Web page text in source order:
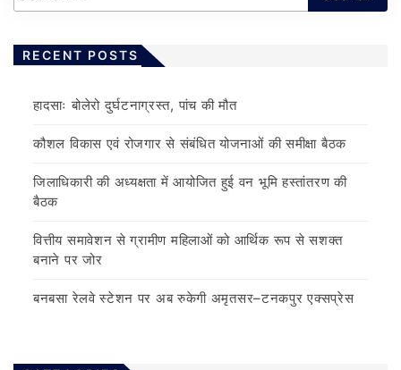
RECENT POSTS
हादसाः बोलेरो दुर्घटनाग्रस्त, पांच की मौत
कौशल विकास एवं रोजगार से संबंधित योजनाओं की समीक्षा बैठक
जिलाधिकारी की अध्यक्षता में आयोजित हुई वन भूमि हस्तांतरण की
बैठक
वित्तीय समावेशन से ग्रामीण महिलाओं को आर्थिक रूप से सशक्त
बनाने पर जोर
बनबसा रेलवे स्टेशन पर अब रुकेगी अमृतसर–टनकपुर एक्सप्रेस